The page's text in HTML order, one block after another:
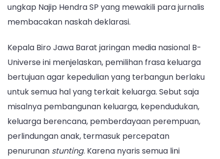
ungkap Najip Hendra SP yang mewakili para jurnalis
membacakan naskah deklarasi.
Kepala Biro Jawa Barat jaringan media nasional B-
Universe ini menjelaskan, pemilihan frasa keluarga
bertujuan agar kepedulian yang terbangun berlaku
untuk semua hal yang terkait keluarga. Sebut saja
misalnya pembangunan keluarga, kependudukan,
keluarga berencana, pemberdayaan perempuan,
perlindungan anak, termasuk percepatan
penurunan stunting. Karena nyaris semua lini